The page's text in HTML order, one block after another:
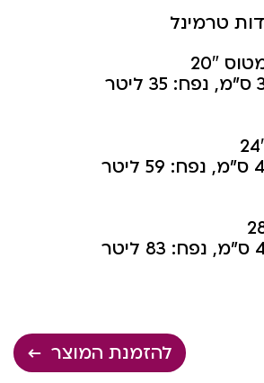
טרמינל
20″
להזמנת המוצר